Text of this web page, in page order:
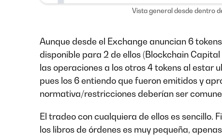
Vista general desde dentro
Aunque desde el Exchange anuncian 6
disponible para 2 de ellos (Blockchain
las operaciones a los otros 4 tokens al estar
pues los 6 entiendo que fueron emitidos y
normativa/restricciones deberían ser
El tradeo con cualquiera de ellos es sencillo.
los libros de órdenes es muy pequeña,